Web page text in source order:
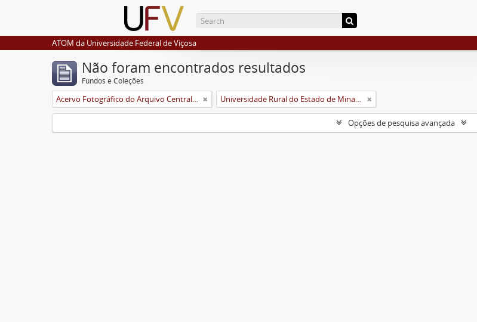
ATOM da Universidade Federal de Viçosa
Não foram encontrados resultados
Fundos e Coleções
Acervo Fotográfico do Arquivo Central Histórico da UFV Universidade Rural do Estado de Minas Gerais (Uremg)
Opções de pesquisa avançada